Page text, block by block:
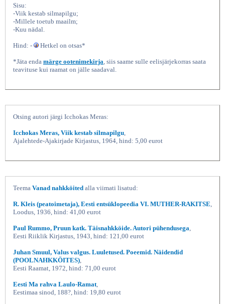
Kolm romaani, Icchokas Meras,
Sisu:
-Viik kestab silmapilgu;
-Millele toetub maailm;
-Kuu nädal.
Hind: - Hetkel on otsas*
*Jäta enda märge ootenimekirja, siis saame sulle eelisjärjekorras saata
teavituse kui raamat on jälle saadaval.
Otsing autori järgi Icchokas Meras:
Icchokas Meras, Viik kestab silmapilgu,
Ajalehtede-Ajakirjade Kirjastus, 1964, hind: 5,00 eurot
Teema Vanad nahkköited alla viimati lisatud:
R. Kleis (peatoimetaja), Eesti entsüklopeedia VI. MUTHER-RAKITSE,
Loodus, 1936, hind: 41,00 eurot
Paul Rummo, Pruun katk. Täisnahkköide. Autori pühendusega,
Eesti Riiklik Kirjastus, 1943, hind: 121,00 eurot
Juhan Smuul, Valus valgus. Luuletused. Poeemid. Näidendid
(POOLNAHKKÖITES),
Eesti Raamat, 1972, hind: 71,00 eurot
Eesti Ma rahva Laulo-Ramat,
Eestimaa sinod, 188?, hind: 19,80 eurot